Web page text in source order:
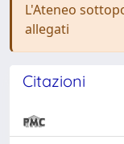
L'Ateneo
allegati
Citazioni